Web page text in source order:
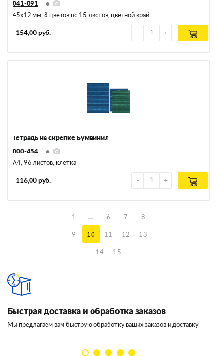
041-091
45х12 мм, 8 цветов по 15 листов, цветной край
154,00 руб.
Тетрадь на скрепке Бумвинил
000-454
А4, 96 листов, клетка
116,00 руб.
1 ... 6 7 8
9 10 11 12 13
14 15
Быстрая доставка и обработка заказов
Мы предлагаем вам быструю обработку ваших заказов и доставку